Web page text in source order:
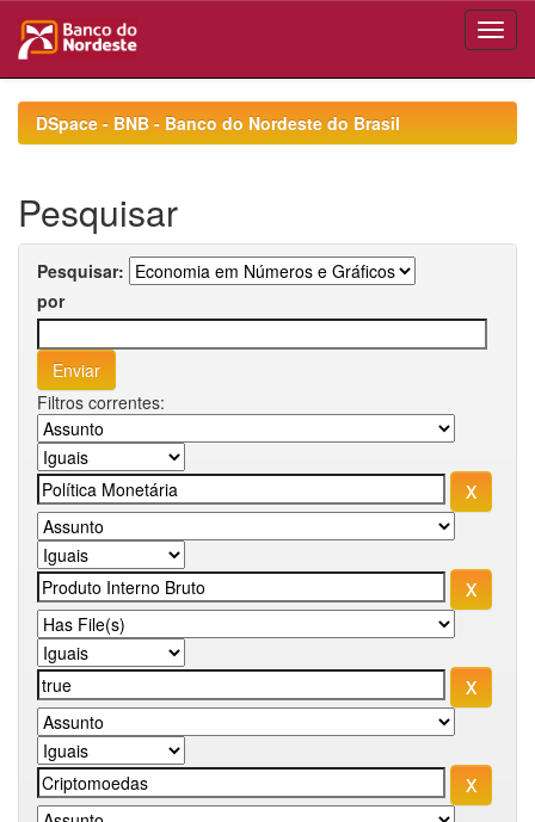
navigationDSpace - BNB - Banco do Nordeste do Brasil
Pesquisar
Pesquisar:
por
Filtros correntes: